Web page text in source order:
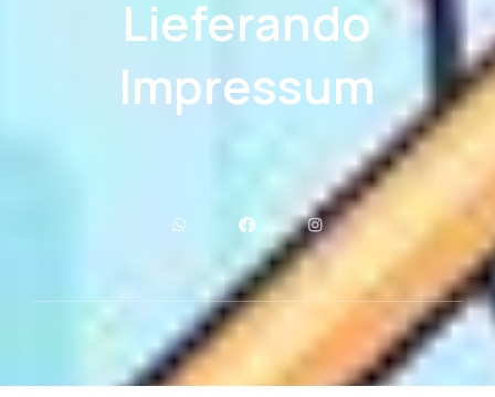
Lieferando
Impressum